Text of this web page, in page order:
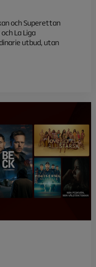
och Superettan
La Liga
utbud, utan